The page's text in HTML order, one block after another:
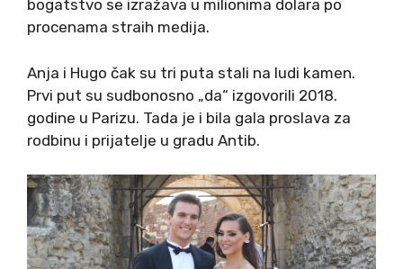
bogatstvo se izražava u milionima dolara po
procenama straih medija.
Anja i Hugo čak su tri puta stali na ludi kamen.
Prvi put su sudbonosno „da“ izgovorili 2018.
godine u Parizu. Tada je i bila gala proslava za
rodbinu i prijatelje u gradu Antib.